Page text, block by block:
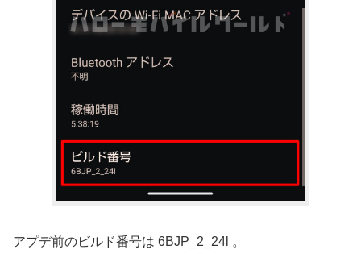
アプデ前のビルド番号は 6BJP_2_24l 。